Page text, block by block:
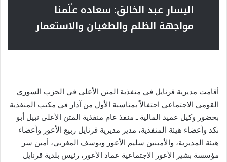
اليسار عبد الخالق: سعاده علّمنا
مواجهة الظلم والطغيان والاستعمار
أقامت مديرية قرنايل في منفذية المتن الأعلى في الحزب السوري
القومي الاجتماعي احتفالاً بمناسبة الأول من آذار في مكتب المنفذية
بحضور وكيل عميد المالية ـ منفذ عام منفذية المتن الأعلى نبيل أبو
نكد وأعضاء هيئة المنفذية، مدير مديرية قرنايل ربيع الأعور وأعضاء
هيئة المديرية، والأمينين سليم الأعور ويوسف المغربي، أمين سر
مؤسسة بشير الأعور الاجتماعية عماد الأعور، رئيس بلدية قرنايل